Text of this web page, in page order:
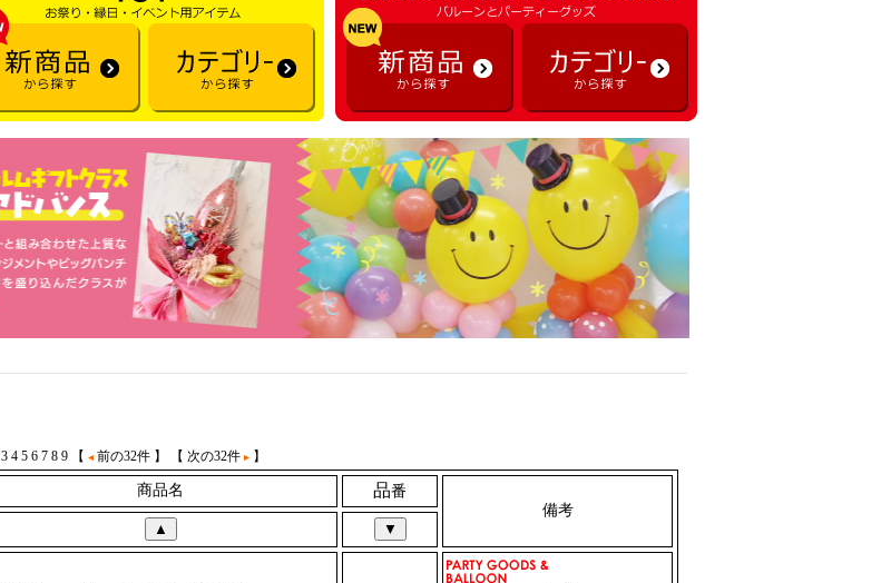
3 4 5 6 7 8 9 【 前の32件 】 【 次の32件 】
商品名 品番
備考